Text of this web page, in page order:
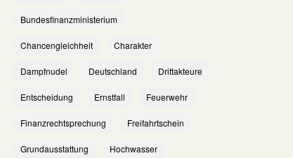
Bundesfinanzministerium
Chancengleichheit Charakter
Dampfnudel Deutschland Drittakteure
Entscheidung Ernstfall Feuerwehr
Finanzrechtsprechung Freifahrtschein
Grundausstattung Hochwasser